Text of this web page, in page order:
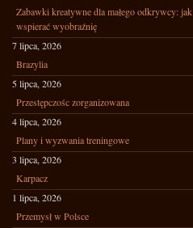
Zabawki kreatywne dla małego odkrywcy: jak
wspierać wyobraźnię
7 lipca, 2026
Brazylia
5 lipca, 2026
Przestępczośc zorganizowana
4 lipca, 2026
Plany i wyzwania treningowe
3 lipca, 2026
Karpacz
1 lipca, 2026
Przemysł w Polsce